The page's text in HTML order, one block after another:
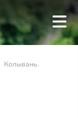
Колывань.